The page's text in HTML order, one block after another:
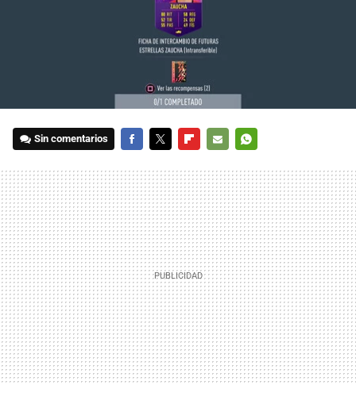
Sin comentarios
MAIL